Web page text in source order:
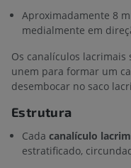
Aproximadamente 8
medialmente em
Os canalículos
unem para formar um
desembocar no saco
Estrutura
Cada canalículo
estratificado,